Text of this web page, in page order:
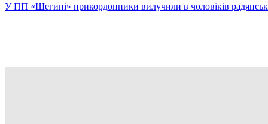
У ПП «Шегині» прикордонники вилучили в чоловіків